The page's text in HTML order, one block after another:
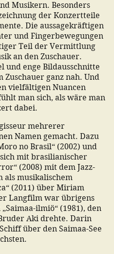
Musikern. Besonders
der Konzertteile
Die aussagekräftigen
und Fingerbewegungen
Teil der Vermittlung
an den Zuschauer.
und enge Bildausschnitte
ganz nah. Und
vielfältigen Nuancen
man sich, als wäre man
dabei.
mehrerer
Namen gemacht. Dazu
no Brasil“ (2002) und
mit brasilianischer
(2008) mit dem Jazz-
als musikalischem
(2011) über Miriam
Langfilm war übrigens
ilmiö“ (1981), den
Aki drehte. Darin
über den Saimaa-See